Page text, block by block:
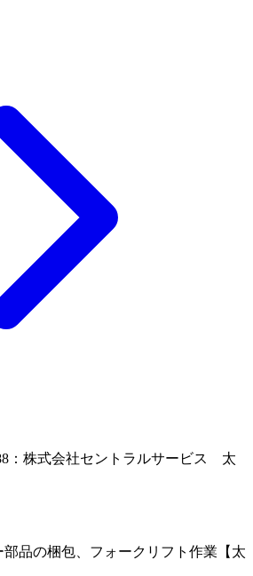
：株式会社セントラルサービス 太
部品の梱包、フォークリフト作業【太